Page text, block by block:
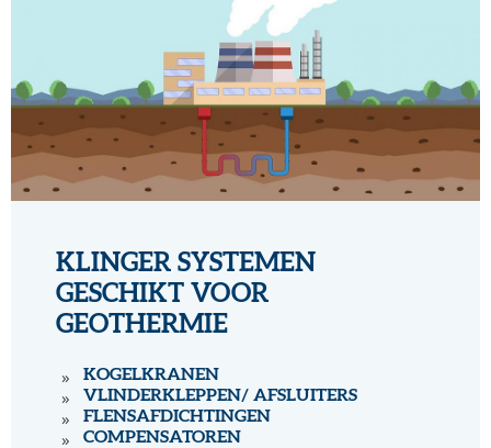
KLINGER SYSTEMEN
GESCHIKT VOOR
GEOTHERMIE
KOGELKRANEN
VLINDERKLEPPEN/ AFSLUITERS
FLENSAFDICHTINGEN
COMPENSATOREN